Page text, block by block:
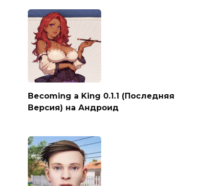
Becoming a King 0.1.1 (Последняя
Версия) на Андроид